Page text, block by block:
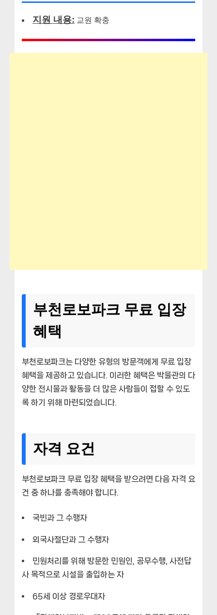
지원 내용: 교원 확충
부천로보파크 무료 입장
혜택
부천로보파크는 다양한 유형의 방문객에게 무료 입장
혜택을 제공하고 있습니다. 이러한 혜택은 박물관의 다
양한 전시물과 활동을 더 많은 사람들이 접할 수 있도
록 하기 위해 마련되었습니다.
자격 요건
부천로보파크 무료 입장 혜택을 받으려면 다음 자격 요
건 중 하나를 충족해야 합니다.
국빈과 그 수행자
외국사절단과 그 수행자
민원처리를 위해 방문한 민원인, 공무수행, 사전답
사 목적으로 시설을 출입하는 자
65세 이상 경로우대자